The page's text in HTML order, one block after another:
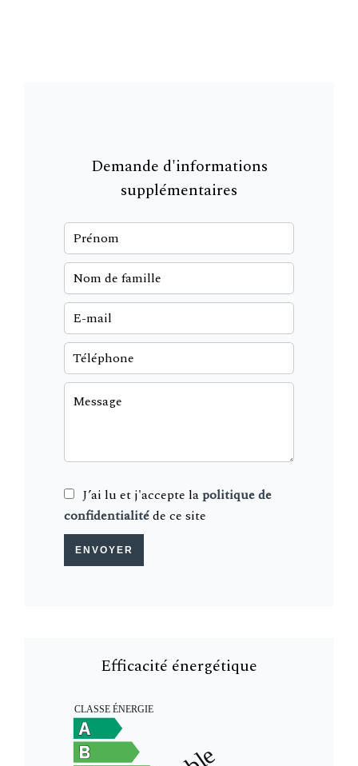
Demande d'informations
supplémentaires
J’ai lu et j'accepte lapolitique de
confidentialitéde ce site
ENVOYER
Efficacité énergétique